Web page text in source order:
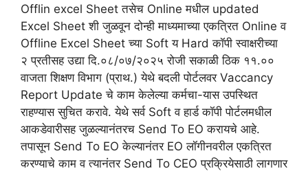
Offlin excel Sheet तसेच Online मधील updated
Excel Sheet शी जुळवून दोन्ही माध्यमाच्या एकत्रित Online व
Offline Excel Sheet च्या Soft य Hard कॉपी स्वाक्षरीच्या
२ प्रतीसह उद्या दि.०८/०७/२०२५ रोजी सकाळी ठिक ११.००
वाजता शिक्षण विभाग (प्राथ.) येथे बदली पोर्टलवर Vaccancy
Report Update चे काम केलेल्या कर्मचा-यास उपस्थित
राहण्यास सुचित करावे. येथे सर्व Soft व हार्ड कॉपी पोर्टलमधील
आकडेवारीसह जुळल्यानंतरच Send To EO करायचे आहे.
तपासून Send To EO केल्यानंतर EO लॉगीनवरील एकत्रित
करण्याचे काम व त्यानंतर Send To CEO प्रक्रियेसाठी लागणार